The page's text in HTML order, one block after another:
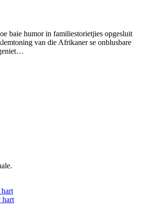
baie humor in familiestorietjies opgesluit
van die Afrikaner se onblusbare